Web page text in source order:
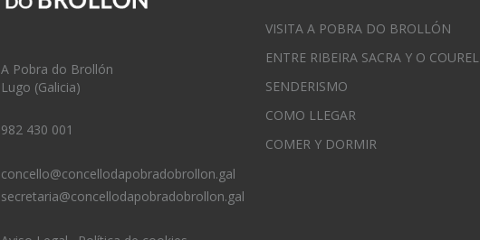
A Pobra do Brollón
Lugo (Galicia)
982 430 001
concello@concellodapobradobrollon.gal
secretaria@concellodapobradobrollon.gal
VISITA A POBRA DO BROLLÓN
ENTRE RIBEIRA SACRA Y O COUREL
SENDERISMO
COMO LLEGAR
COMER Y DORMIR